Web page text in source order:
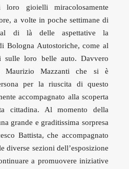
gioielli miracolosamente
a volte in poche settimane di
di là delle aspettative la
Bologna Autostoriche, come al
loro belle auto. Davvero
Maurizio Mazzanti che si è
per la riuscita di questo
accompagnato alla scoperta
cittadina. Al momento della
grande e graditissima sorpresa
Battista, che accompagnato
diverse sezioni dell’esposizione
a promuovere iniziative